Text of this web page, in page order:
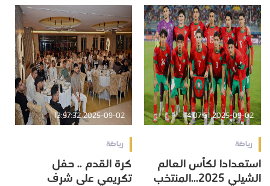
2025-09-02 14:07:51
رياضة
استعدادا لكأس العالم
الشيلي 2025...المنتخب
2025-09-02 13:57:32
رياضة
كرة القدم .. حفل
تكريمي على شرف